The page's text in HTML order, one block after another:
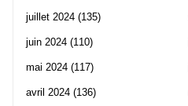
juillet 2024 (135)
juin 2024 (110)
mai 2024 (117)
avril 2024 (136)